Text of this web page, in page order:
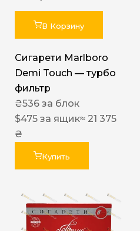
В Корзину
Сигарети Marlboro
Demi Touch — турбо
фильтр
₴536 за блок
$475 за ящик≈ 21 375
₴
Купить